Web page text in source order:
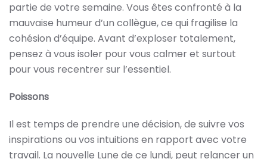
partie de votre semaine. Vous êtes confronté à la
mauvaise humeur d’un collègue, ce qui fragilise la
cohésion d’équipe. Avant d’exploser totalement,
pensez à vous isoler pour vous calmer et surtout
pour vous recentrer sur l’essentiel.
Poissons
Il est temps de prendre une décision, de suivre vos
inspirations ou vos intuitions en rapport avec votre
travail. La nouvelle Lune de ce lundi, peut relancer un